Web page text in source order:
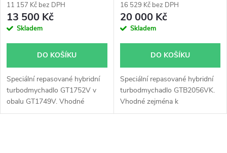
11 157 Kč bez DPH
13 500 Kč
Skladem
DO KOŠÍKU
Speciální repasované hybridní
turbodmychadlo GT1752V v
obalu GT1749V. Vhodné
zejména k výkonnostním
16 529 Kč bez DPH
20 000 Kč
Skladem
DO KOŠÍKU
Speciální repasované hybridní
turbodmychadlo GTB2056VK.
Vhodné zejména k
výkonnostním úpravám jako